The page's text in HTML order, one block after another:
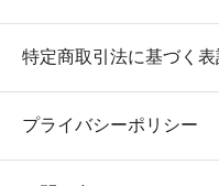
特定商取引法に基づく表
プライバシーポリシー